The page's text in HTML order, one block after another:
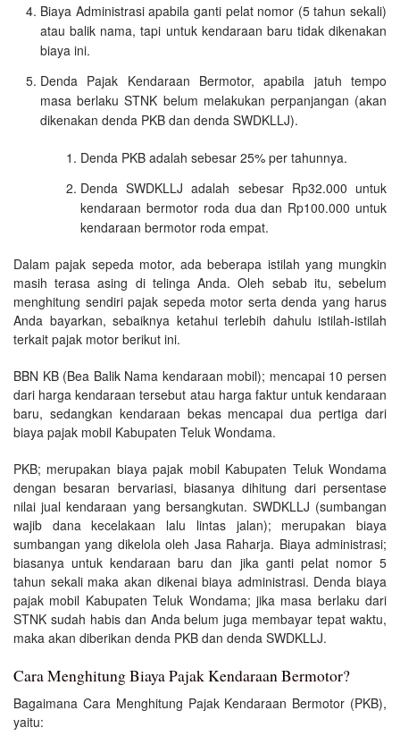
Biaya Administrasi apabila ganti pelat nomor (5 tahun sekali)
atau balik nama, tapi untuk kendaraan baru tidak dikenakan
biaya ini.
Denda Pajak Kendaraan Bermotor, apabila jatuh tempo
masa berlaku STNK belum melakukan perpanjangan (akan
dikenakan denda PKB dan denda SWDKLLJ).
Denda PKB adalah sebesar 25% per tahunnya.
Denda SWDKLLJ adalah sebesar Rp32.000 untuk
kendaraan bermotor roda dua dan Rp100.000 untuk
kendaraan bermotor roda empat.
Dalam pajak sepeda motor, ada beberapa istilah yang mungkin
masih terasa asing di telinga Anda. Oleh sebab itu, sebelum
menghitung sendiri pajak sepeda motor serta denda yang harus
Anda bayarkan, sebaiknya ketahui terlebih dahulu istilah-istilah
terkait pajak motor berikut ini.
BBN KB (Bea Balik Nama kendaraan mobil); mencapai 10 persen
dari harga kendaraan tersebut atau harga faktur untuk kendaraan
baru, sedangkan kendaraan bekas mencapai dua pertiga dari
biaya pajak mobil Kabupaten Teluk Wondama.
PKB; merupakan biaya pajak mobil Kabupaten Teluk Wondama
dengan besaran bervariasi, biasanya dihitung dari persentase
nilai jual kendaraan yang bersangkutan. SWDKLLJ (sumbangan
wajib dana kecelakaan lalu lintas jalan); merupakan biaya
sumbangan yang dikelola oleh Jasa Raharja. Biaya administrasi;
biasanya untuk kendaraan baru dan jika ganti pelat nomor 5
tahun sekali maka akan dikenai biaya administrasi. Denda biaya
pajak mobil Kabupaten Teluk Wondama; jika masa berlaku dari
STNK sudah habis dan Anda belum juga membayar tepat waktu,
maka akan diberikan denda PKB dan denda SWDKLLJ.
Cara Menghitung Biaya Pajak Kendaraan Bermotor?
Bagaimana Cara Menghitung Pajak Kendaraan Bermotor (PKB),
yaitu: